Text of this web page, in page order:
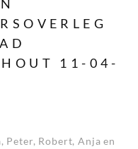
11-04-
Peter, Robert, Anja en